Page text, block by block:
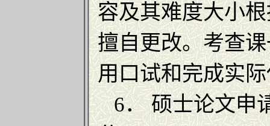
容及其难度大小
擅自更改。考查
用口试和完成实
6． 硕士论文申